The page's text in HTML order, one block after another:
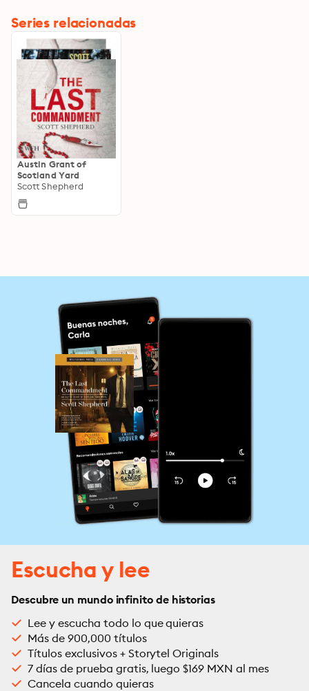
Series relacionadas
Austin Grant of
Scotland Yard
Scott Shepherd
Escucha y lee
Descubre un mundo infinito de historias
Lee y escucha todo lo que quieras
Más de 900,000 títulos
Títulos exclusivos + Storytel Originals
7 días de prueba gratis, luego $169 MXN al mes
Cancela cuando quieras